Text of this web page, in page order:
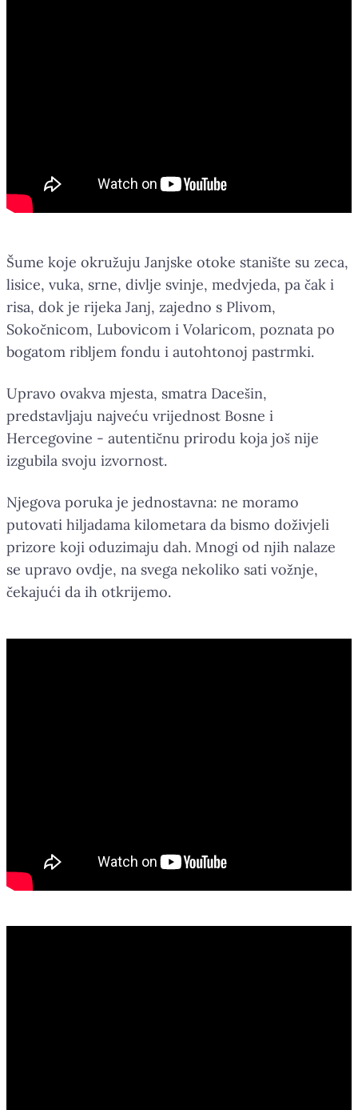
Šume koje okružuju Janjske otoke stanište su zeca,
lisice, vuka, srne, divlje svinje, medvjeda, pa čak i
risa, dok je rijeka Janj, zajedno s Plivom,
Sokočnicom, Lubovicom i Volaricom, poznata po
bogatom ribljem fondu i autohtonoj pastrmki.
Upravo ovakva mjesta, smatra Dacešin,
predstavljaju najveću vrijednost Bosne i
Hercegovine - autentičnu prirodu koja još nije
izgubila svoju izvornost.
Njegova poruka je jednostavna: ne moramo
putovati hiljadama kilometara da bismo doživjeli
prizore koji oduzimaju dah. Mnogi od njih nalaze
se upravo ovdje, na svega nekoliko sati vožnje,
čekajući da ih otkrijemo.